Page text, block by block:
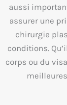
aussi
assurer une
chirurgie
conditions.
corps ou du